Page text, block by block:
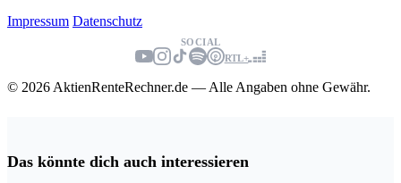
Impressum Datenschutz
SOCIAL
RTL+
© 2026 AktienRenteRechner.de — Alle Angaben ohne Gewähr.
Das könnte dich auch interessieren